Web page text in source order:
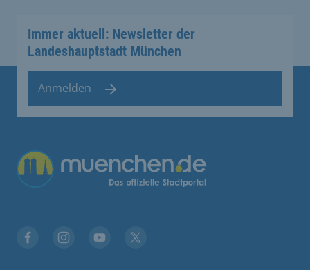
Immer aktuell: Newsletter der
Landeshauptstadt München
Anmelden
Übergreifende Links